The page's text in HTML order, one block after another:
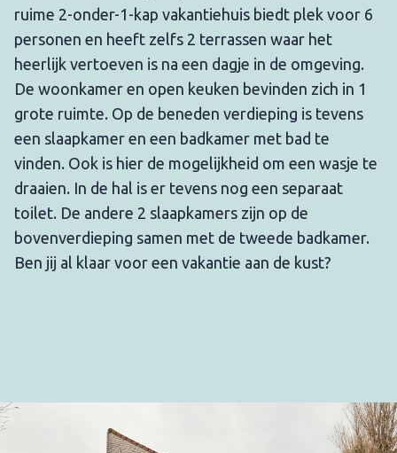
ruime 2-onder-1-kap vakantiehuis biedt plek voor 6
personen en heeft zelfs 2 terrassen waar het
heerlijk vertoeven is na een dagje in de omgeving.
De woonkamer en open keuken bevinden zich in 1
grote ruimte. Op de beneden verdieping is tevens
een slaapkamer en een badkamer met bad te
vinden. Ook is hier de mogelijkheid om een wasje te
draaien. In de hal is er tevens nog een separaat
toilet. De andere 2 slaapkamers zijn op de
bovenverdieping samen met de tweede badkamer.
Ben jij al klaar voor een vakantie aan de kust?